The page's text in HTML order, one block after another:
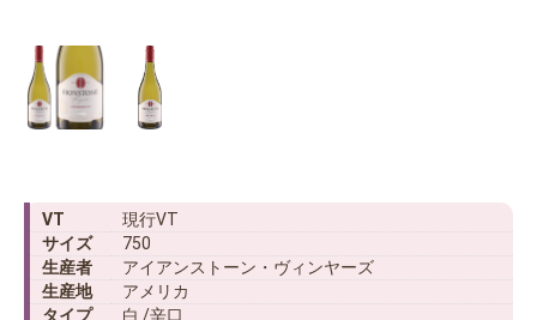
VT
現行VT
サイズ
750
生産者
アイアンストーン・ヴィンヤーズ
生産地
アメリカ
タイプ
白 /辛口